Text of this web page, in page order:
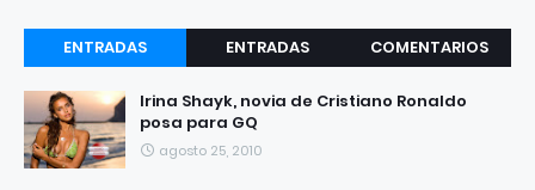
ENTRADAS
RECIENTES
ENTRADAS
COMENTARIOS
Irina Shayk, novia de Cristiano Ronaldo
posa para GQ
agosto 25, 2010